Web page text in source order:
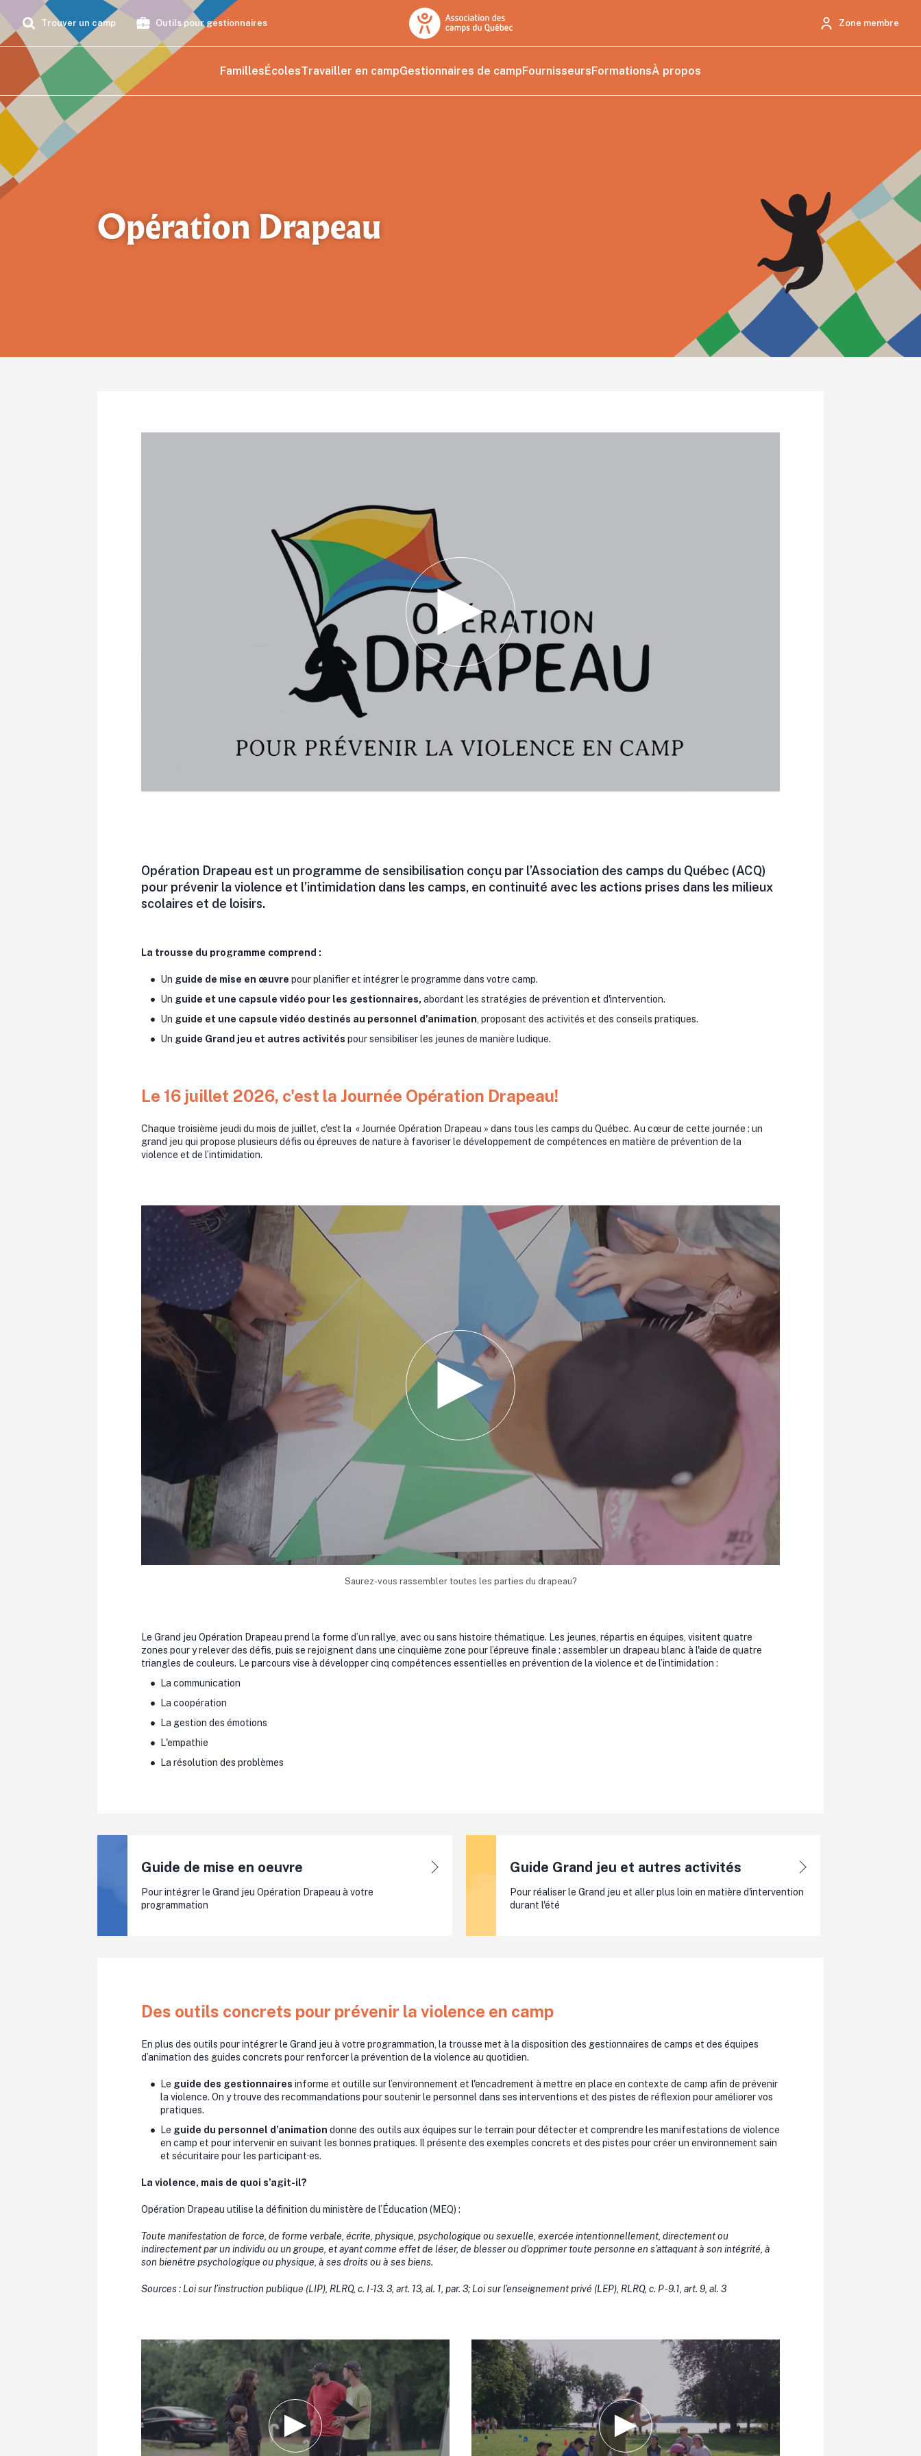
Trouver un camp Outils pour gestionnaires Zone membre
FamillesÉcolesTravailler en campGestionnaires de campFournisseursFormationsÀ propos
Opération Drapeau
Opération Drapeau est un programme de sensibilisation conçu par l’Association des camps du Québec (ACQ)
pour prévenir la violence et l’intimidation dans les camps, en continuité avec les actions prises dans les milieux
scolaires et de loisirs.
La trousse du programme comprend :
Un guide de mise en œuvre pour planifier et intégrer le programme dans votre camp.
Un guide et une capsule vidéo pour les gestionnaires, abordant les stratégies de prévention et d'intervention.
Un guide et une capsule vidéo destinés au personnel d'animation, proposant des activités et des conseils pratiques.
Un guide Grand jeu et autres activités pour sensibiliser les jeunes de manière ludique.
Le 16 juillet 2026, c'est la Journée Opération Drapeau!
Chaque troisième jeudi du mois de juillet, c'est la « Journée Opération Drapeau » dans tous les camps du Québec. Au cœur de cette journée : un
grand jeu qui propose plusieurs défis ou épreuves de nature à favoriser le développement de compétences en matière de prévention de la
violence et de l’intimidation.
Saurez-vous rassembler toutes les parties du drapeau?
Le Grand jeu Opération Drapeau prend la forme d’un rallye, avec ou sans histoire thématique. Les jeunes, répartis en équipes, visitent quatre
zones pour y relever des défis, puis se rejoignent dans une cinquième zone pour l’épreuve finale : assembler un drapeau blanc à l'aide de quatre
triangles de couleurs. Le parcours vise à développer cinq compétences essentielles en prévention de la violence et de l’intimidation :
La communication
La coopération
La gestion des émotions
L'empathie
La résolution des problèmes
Guide de mise en oeuvre
Pour intégrer le Grand jeu Opération Drapeau à votre
programmation
Guide Grand jeu et autres activités
Pour réaliser le Grand jeu et aller plus loin en matière d'intervention
durant l'été
Des outils concrets pour prévenir la violence en camp
En plus des outils pour intégrer le Grand jeu à votre programmation, la trousse met à la disposition des gestionnaires de camps et des équipes
d’animation des guides concrets pour renforcer la prévention de la violence au quotidien.
Le guide des gestionnaires informe et outille sur l’environnement et l'encadrement à mettre en place en contexte de camp afin de prévenir
la violence. On y trouve des recommandations pour soutenir le personnel dans ses interventions et des pistes de réflexion pour améliorer vos
pratiques.
Le guide du personnel d’animation donne des outils aux équipes sur le terrain pour détecter et comprendre les manifestations de violence
en camp et pour intervenir en suivant les bonnes pratiques. Il présente des exemples concrets et des pistes pour créer un environnement sain
et sécuritaire pour les participant·es.
La violence, mais de quoi s’agit-il?
Opération Drapeau utilise la définition du ministère de l’Éducation (MEQ) :
Toute manifestation de force, de forme verbale, écrite, physique, psychologique ou sexuelle, exercée intentionnellement, directement ou
indirectement par un individu ou un groupe, et ayant comme effet de léser, de blesser ou d’opprimer toute personne en s’attaquant à son intégrité, à
son bienêtre psychologique ou physique, à ses droits ou à ses biens.
Sources : Loi sur l’instruction publique (LIP), RLRQ, c. I -13. 3, art. 13, al. 1, par. 3; Loi sur l’enseignement privé (LEP), RLRQ, c. P -9.1, art. 9, al. 3